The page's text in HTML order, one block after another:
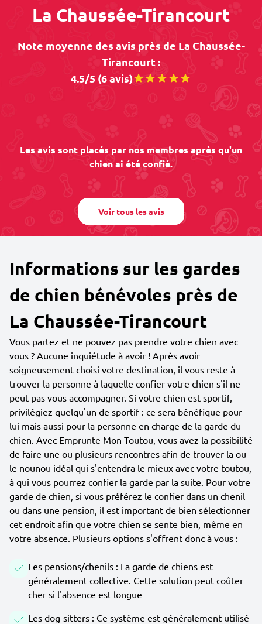
La Chaussée-Tirancourt
Note moyenne des avis près de La Chaussée-
Tirancourt :
4.5/5 (6 avis)
Les avis sont placés par nos membres après qu'un
chien ai été confié.
Voir tous les avis
Informations sur les gardes
de chien bénévoles près de
La Chaussée-Tirancourt
Vous partez et ne pouvez pas prendre votre chien avec
vous ? Aucune inquiétude à avoir ! Après avoir
soigneusement choisi votre destination, il vous reste à
trouver la personne à laquelle confier votre chien s'il ne
peut pas vous accompagner. Si votre chien est sportif,
privilégiez quelqu'un de sportif : ce sera bénéfique pour
lui mais aussi pour la personne en charge de la garde du
chien. Avec Emprunte Mon Toutou, vous avez la possibilité
de faire une ou plusieurs rencontres afin de trouver la ou
le nounou idéal qui s'entendra le mieux avec votre toutou,
à qui vous pourrez confier la garde par la suite. Pour votre
garde de chien, si vous préférez le confier dans un chenil
ou dans une pension, il est important de bien sélectionner
cet endroit afin que votre chien se sente bien, même en
votre absence. Plusieurs options s'offrent donc à vous :
Les pensions/chenils : La garde de chiens est
généralement collective. Cette solution peut coûter
cher si l'absence est longue
Les dog-sitters : Ce système est généralement utilisé